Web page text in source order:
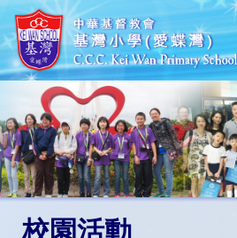
校園活動